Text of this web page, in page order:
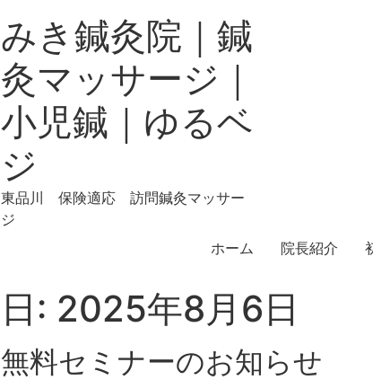
みき鍼灸院｜鍼
灸マッサージ｜
小児鍼｜ゆるベ
ジ
東品川 保険適応 訪問鍼灸マッサー
ジ
ホーム
院長紹介
日: 2025年8月6日
無料セミナーのお知らせ